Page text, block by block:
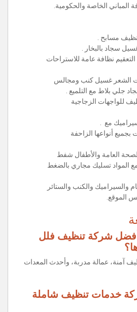
المباني الخاصة والحكومية.
مسابح .
سجاد بالبخار .
نظافة عامة للاستراحات
الشعر غسيل كنب ومجالس
جلي بلاط مع التلميع .
للواجهات الزجاجية
مع .
أنواعها الزاحفة
العامة والأطفال شفط
مع المواد تسليك مجاري بالضغط
والسيراميك والكنب والستائر
الموقع.
أفضل شركة تنظيف فلل
آمنة، عمالة مدربة، وأحدث المعدات
خدمات تنظيف شاملة